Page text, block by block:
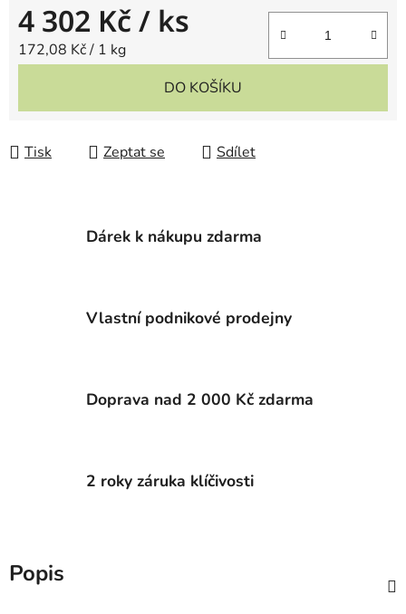
4 302 Kč/ ks
Měrná cena:
172,08 Kč / 1 kg
DO KOŠÍKU
Tisk Zeptat se Sdílet
Dárek k nákupu zdarma
Vlastní podnikové prodejny
Doprava nad 2 000 Kč zdarma
2 roky záruka klíčivosti
Popis